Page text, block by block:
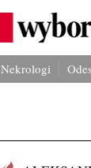
Nekrologi